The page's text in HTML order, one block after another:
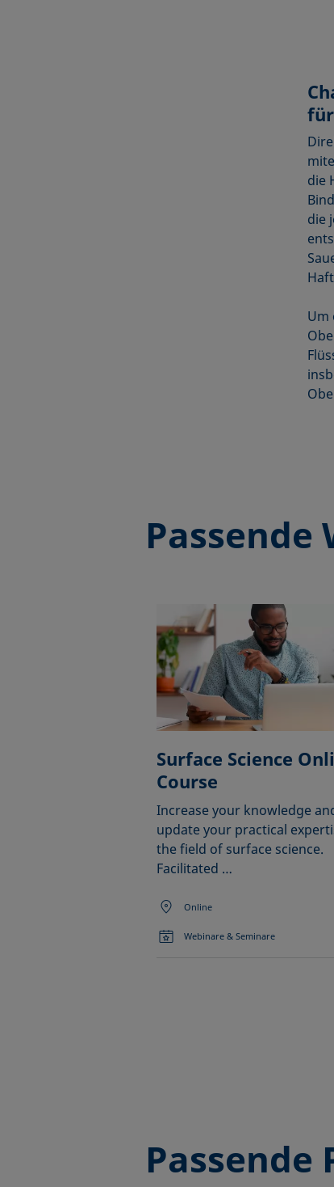
die
die
Um
Passende
Surface Science
Course
Increase your knowledge
update your practical
the field of surface science.
Facilitated …
Online
Webinare & Seminare
Passende